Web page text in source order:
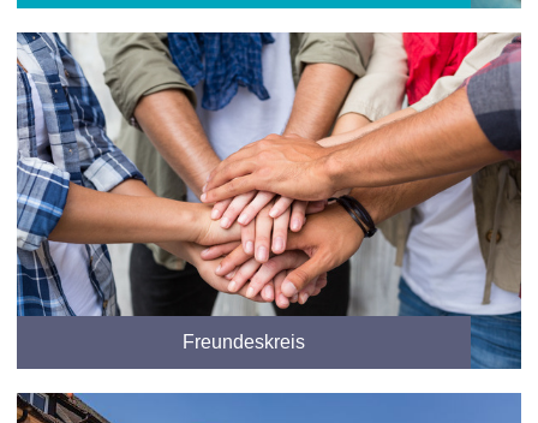
Freundeskreis